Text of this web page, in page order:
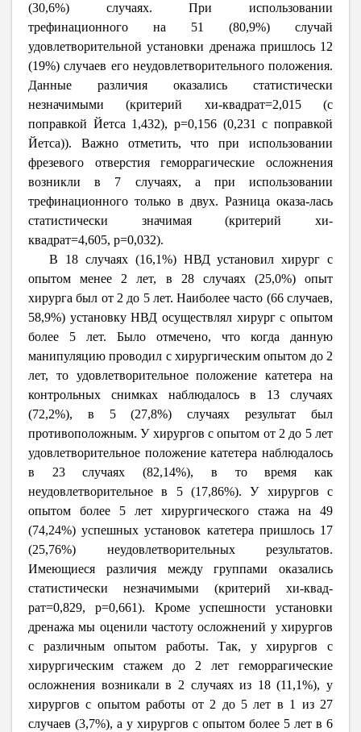
(30,6%) случаях. При использовании
трефинационного на 51 (80,9%) случай
удовлетворительной установки дренажа пришлось 12
(19%) случаев его неудовлетворительного положения.
Данные различия оказались статистически
незначимыми (критерий хи-квадрат=2,015 (с
поправкой Йетса 1,432), p=0,156 (0,231 с поправкой
Йетса)). Важно отметить, что при использовании
фрезевого отверстия геморрагические осложнения
возникли в 7 случаях, а при использовании
трефинационного только в двух. Разница оказа-лась
статистически значимая (критерий хи-
квадрат=4,605, p=0,032).
В 18 случаях (16,1%) НВД установил хирург с
опытом менее 2 лет, в 28 случаях (25,0%) опыт
хирурга был от 2 до 5 лет. Наиболее часто (66 случаев,
58,9%) установку НВД осуществлял хирург с опытом
более 5 лет. Было отмечено, что когда данную
манипуляцию проводил с хирургическим опытом до 2
лет, то удовлетворительное положение катетера на
контрольных снимках наблюдалось в 13 случаях
(72,2%), в 5 (27,8%) случаях результат был
противоположным. У хирургов с опытом от 2 до 5 лет
удовлетворительное положение катетера наблюдалось
в 23 случаях (82,14%), в то время как
неудовлетворительное в 5 (17,86%). У хирургов с
опытом более 5 лет хирургического стажа на 49
(74,24%) успешных установок катетера пришлось 17
(25,76%) неудовлетворительных результатов.
Имеющиеся различия между группами оказались
статистически незначимыми (критерий хи-квад-
рат=0,829, p=0,661). Кроме успешности установки
дренажа мы оценили частоту осложнений у хирургов
с различным опытом работы. Так, у хирургов с
хирургическим стажем до 2 лет геморрагические
осложнения возникали в 2 случаях из 18 (11,1%), у
хирургов с опытом работы от 2 до 5 лет в 1 из 27
случаев (3,7%), а у хирургов с опытом более 5 лет в 6